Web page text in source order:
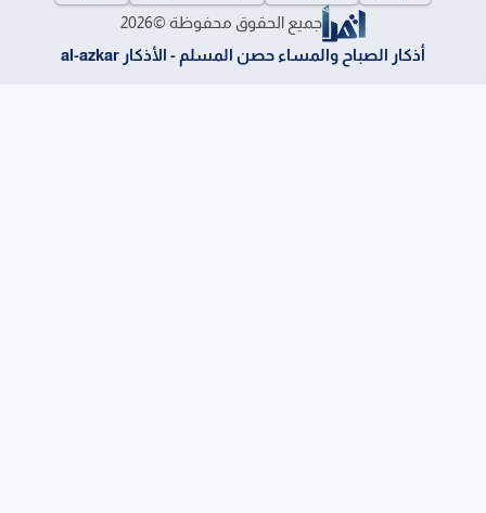
جميع الحقوق محفوظة ©2026
أذكار الصباح والمساء حصن المسلم - الأذكار al-azkar